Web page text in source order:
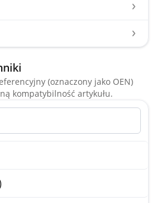
(oznaczony jako OEN)
kompatybilność artykułu.